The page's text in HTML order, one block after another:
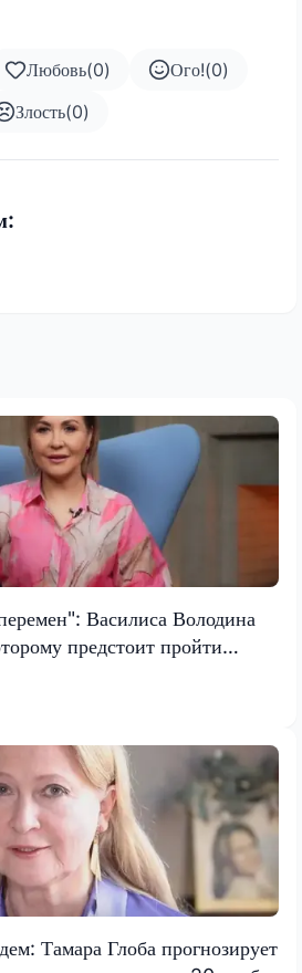
Любовь(0) Ого!(0)
Злость(0)
Василиса Володина
предстоит пройти
все
Тамара Глоба прогнозирует